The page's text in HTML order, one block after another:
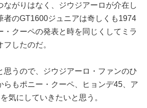
ながりはなく、ジウジアーロが介在し
者のGT1600ジュニアは奇しくも1974
・クーペの発表と時を同じくしてミラ
したのだ。
思うので、ジウジアーロ・ファンのひ
らもポニー・クーペ、ヒョンデ45、ア
気にしていきたいと思う。